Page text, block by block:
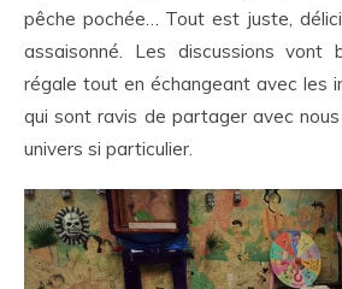
pêche pochée… Tout est juste,
assaisonné. Les discussions vont
régale tout en échangeant avec les
qui sont ravis de partager avec
univers si particulier.